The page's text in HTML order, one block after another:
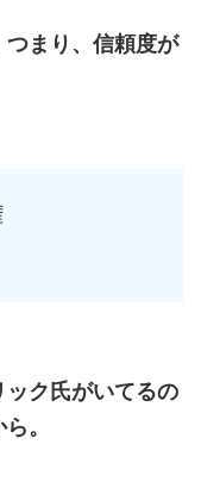
まり、信頼度が
ク氏がいてるの
。